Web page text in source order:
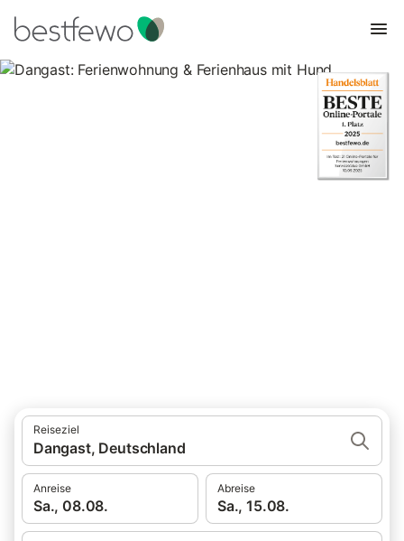
Reiseziel
Dangast, Deutschland
Anreise
Sa., 08.08.
Abreise
Sa., 15.08.